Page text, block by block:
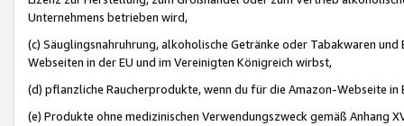
Unternehmens betrieben wird,
(c) Säuglingsnahruhrung, alkoholische Getränke oder Tabakwaren
Webseiten in der EU und im Vereinigten Königreich wirbst,
(d) pflanzliche Raucherprodukte, wenn du für die Amazon-Webseite in
(e) Produkte ohne medizinischen Verwendungszweck gemäß Anhang